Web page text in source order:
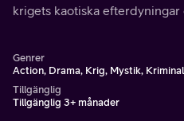
krigets kaotiska
Genrer
Action, Drama, Krig, Mystik,
Tillgänglig
Tillgänglig 3+ månader